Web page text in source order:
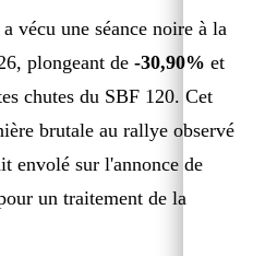
a vécu une séance noire à la
plongeant de -30,90% et
chutes du SBF 120. Cet
brutale au rallye observé
envolé sur l'annonce de
un traitement de la